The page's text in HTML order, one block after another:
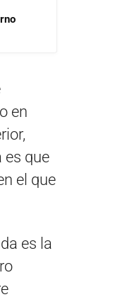
en
es que
el que
es la